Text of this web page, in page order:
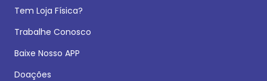
Tem Loja Física?
Trabalhe Conosco
Baixe Nosso APP
Doações